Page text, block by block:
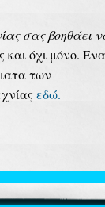
σας βοηθάει
και όχι μόνο.
των
εδώ.